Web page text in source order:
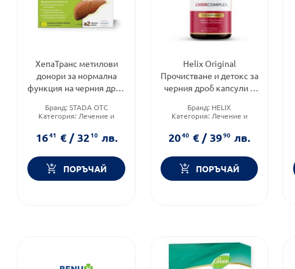
ХепаТранс метилови
донори за нормална
функция на черния дроб
Бранд:STADA OTC
Категория: Лечение и
Форма на продукта:
таблетки
1641 € / 3210 лв.
ПОРЪЧАЙ
Helix Original
Прочистване и детокс за
черния дроб капсули х
Бранд: HELIX
Категория: Лечение и
Приложение: орално
2040 € / 3990 лв.
ПОРЪЧАЙ